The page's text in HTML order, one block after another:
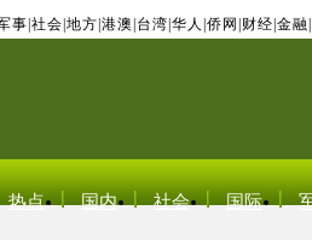
事 社会 地方 港澳 台湾 华人 侨网 财经 金融
热点 国内 社会 国际